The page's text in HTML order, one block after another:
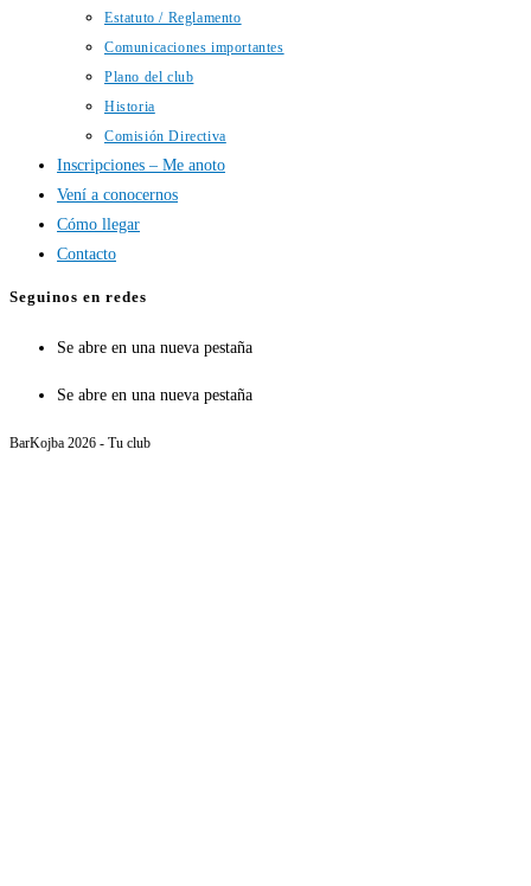
Estatuto / Reglamento
Comunicaciones importantes
Plano del club
Historia
Comisión Directiva
Inscripciones – Me anoto
Vení a conocernos
Cómo llegar
Contacto
Seguinos en redes
Se abre en una nueva pestaña
Se abre en una nueva pestaña
BarKojba 2026 - Tu club